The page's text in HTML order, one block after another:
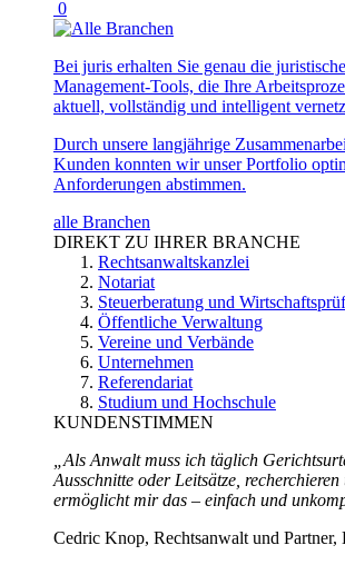
0
Bei juris erhalten Sie genau die
Management-Tools, die Ihre
aktuell, vollständig und intelligent
Durch unsere langjährige
Kunden konnten wir unser Portfolio
Anforderungen abstimmen.
alle Branchen
DIREKT ZU IHRER BRANCHE
Rechtsanwaltskanzlei
Notariat
Steuerberatung und
Öffentliche Verwaltung
Vereine und Verbände
Unternehmen
Referendariat
Studium und Hochschule
KUNDENSTIMMEN
„Als Anwalt muss ich täglich
Ausschnitte oder Leitsätze,
ermöglicht mir das – einfach und
Cedric Knop, Rechtsanwalt und Partner,